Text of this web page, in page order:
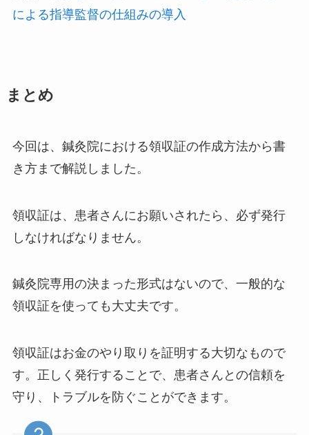
による指導監督の仕組みの導入
まとめ
今回は、鍼灸院における領収証の作成方法から書
き方まで解説しました。
領収証は、患者さんにお願いされたら、必ず発行
しなければなりません。
鍼灸院専用の決まった形式はないので、一般的な
領収証を使っても大丈夫です。
領収証はお金のやり取りを証明する大切なもので
す。正しく発行することで、患者さんとの信頼を
守り、トラブルを防ぐことができます。